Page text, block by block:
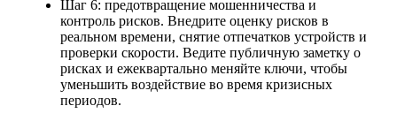
Шаг 6: предотвращение мошенничества и
контроль рисков. Внедрите оценку рисков в
реальном времени, снятие отпечатков устройств и
проверки скорости. Ведите публичную заметку о
рисках и ежеквартально меняйте ключи, чтобы
уменьшить воздействие во время кризисных
периодов.